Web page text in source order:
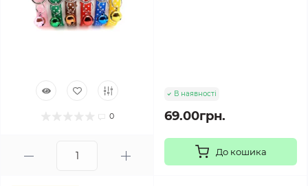
0
В наявності
69.00грн.
До кошика